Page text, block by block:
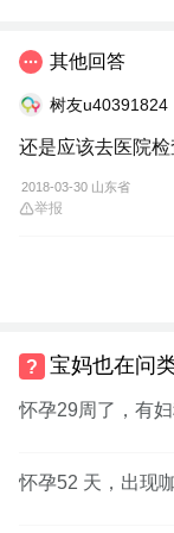
其他回答
树友u40391824
还是应该去医院
2018-03-30 山东省
举报
宝妈也在问
怀孕29周了，有
怀孕52 天，出现